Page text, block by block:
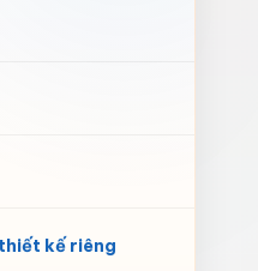
kế riêng